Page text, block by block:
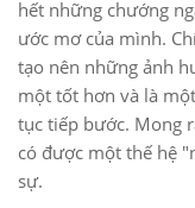
hết những chướng
ước mơ của mình.
tạo nên những ảnh
một tốt hơn và là
tục tiếp bước. Mong
có được một thế hệ
sự.